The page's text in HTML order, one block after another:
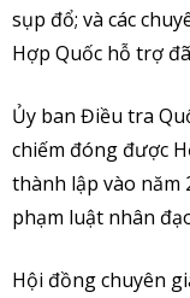
sụp đổ; và các
Hợp Quốc hỗ trợ
Ủy ban Điều tra
chiếm đóng được
thành lập vào năm
phạm luật nhân
Hội đồng chuyên